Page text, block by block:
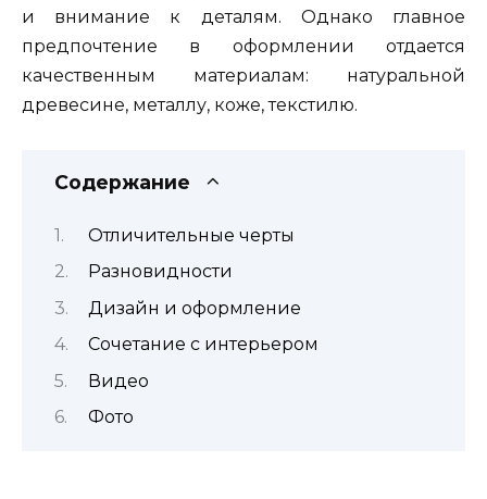
и внимание к деталям. Однако главное
предпочтение в оформлении отдается
качественным материалам: натуральной
древесине, металлу, коже, текстилю.
Содержание
Отличительные черты
Разновидности
Дизайн и оформление
Сочетание с интерьером
Видео
Фото